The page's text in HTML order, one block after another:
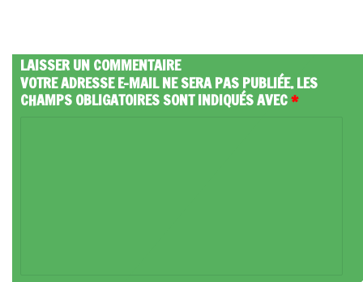
LAISSER UN COMMENTAIRE
VOTRE ADRESSE E-MAIL NE SERA PAS PUBLIÉE.LES
CHAMPS OBLIGATOIRES SONT INDIQUÉS AVEC*